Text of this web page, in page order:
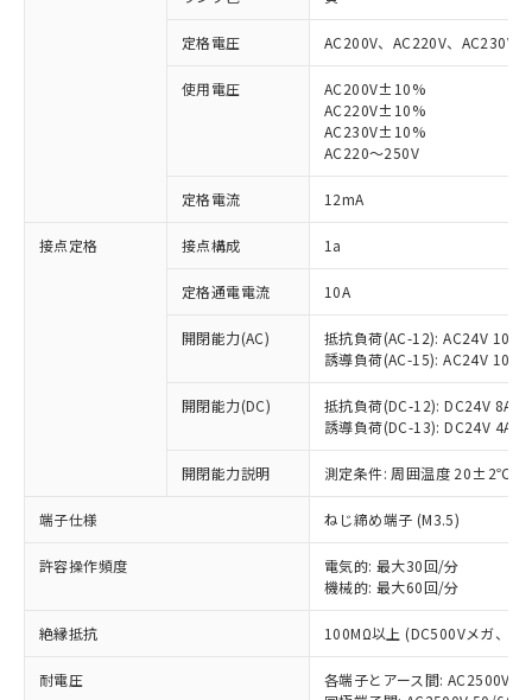
定格電圧 AC200V、AC220V、AC230V
使用電圧
AC200V±10%
AC220V±10%
AC230V±10%
AC220～250V
定格電流 12mA
接点定格 接点構成 1a
定格通電電流 10A
開閉能力(AC)
抵抗負荷(AC-12): AC24V 10A/
誘導負荷(AC-15): AC24V
開閉能力(DC)
抵抗負荷(DC-12): DC24V 8A/
誘導負荷(DC-13): DC24V 4A/
開閉能力説明 測定条件: 周囲温度 20±2℃、
端子仕様 ねじ締め端子 (M3.5)
許容操作頻度
電気的: 最大30回/分
機械的: 最大60回/分
絶縁抵抗 100MΩ以上 (DC500Vメガ、点
耐電圧
各端子とアース間: AC2500V
ご利用条件
以下の条件をお読みいただき、同意のうえ
本サービスは、当社制御機器事業取扱
商品の当社在庫状況および標準価格
(税抜)を提供させていただくもので
当社制御機器事業取扱商品の中には、
本サービスの対象外となる商品もある
ことをご了承ください。
在庫状況および標準価格照会結果は、
記載している更新日時点での社内デー
タに基づき作成されるものであり、閲
準価格とは異なる場合があることをご
対応済み：EU RoHS指令（10物質）の
非含有に対応した製品が提供可能な商品で
対応予定：EU RoHS指令（10物質）の非含
有に対応した製品に切り替える予定のある
対応予定なし：EU RoHS指令（10物質）の
非含有に非対応の商品で、対応品を出す予
調査・確認中：EU RoHS指令（10物質）の
非含有の対応状況を調査中または確認中の
非該当品：ライセンス料など無形物で、有
害物質有無と関係のない商品です。
仕入先様の事情により、非含有部品として
いたものが、含有品と判明した場合などや
むを得ず変更することがあります。
*EU RoHS指令（10物質）：
鉛(Pb) 1000ppm以下、 水銀(Hg) 1000ppm以下、 カド
六価クロム(Cr(Ⅵ)) 1000ppm以下、ポリ臭化ビフェニル
「○」：最大均質材料含有率が中国RoHSの
基準値以下であることを示します。
「×」：最大均質材料含有率が中国RoHSの
基準値を超えていることを示します。
「－」：未確認です。当社販売部門へお問
当社は、これら貴社製品のうち、外国
為替および外国貿易法に定める商品
（以下｢規制貨物等」という）を輸出
または国外への提供する場合は、日本
国政府の輸出許可(または役務取引許
可)を取得するなどの必要な手続きを